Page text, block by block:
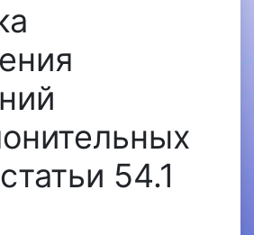
54.1